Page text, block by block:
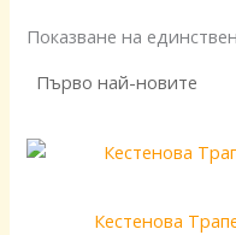
Показване на
Кестенова